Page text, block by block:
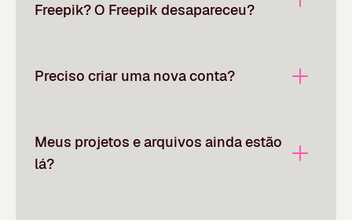
Freepik? O Freepik desapareceu?
Preciso criar uma nova conta?
Meus projetos e arquivos ainda estão
lá?